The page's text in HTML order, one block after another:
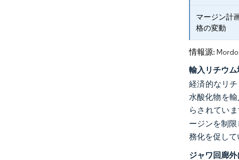
マージン計
格の変動
情報源:
輸入リチウ
経済的なリ
水酸化物を輸
らされていま
ージンを制
務化を促して
ジャワ回廊